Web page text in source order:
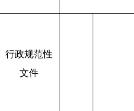
行政规范性
文件